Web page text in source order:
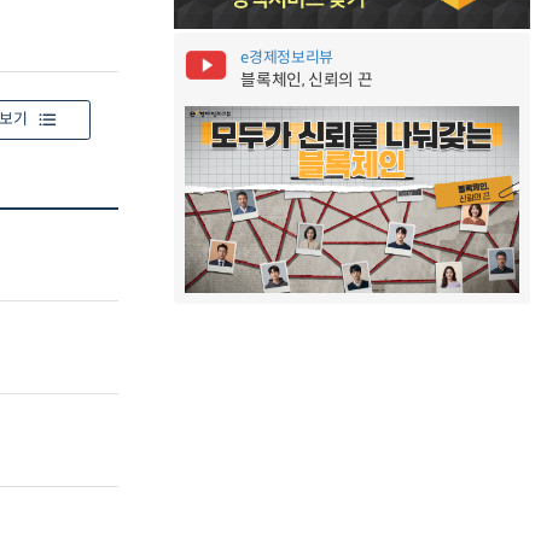
기
e경제정보리뷰
블록체인, 신뢰의 끈